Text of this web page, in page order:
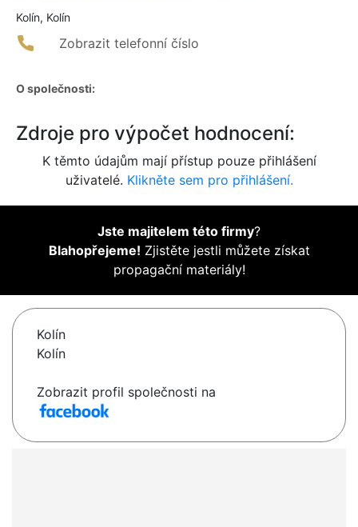
Kolín, Kolín
Zobrazit telefonní číslo
O společnosti:
Zdroje pro výpočet hodnocení:
K těmto údajům mají přístup pouze přihlášení
uživatelé. Klikněte sem pro přihlášení.
Jste majitelem této firmy?
Blahopřejeme! Zjistěte jestli můžete získat
propagační materiály!
Kolín
Kolín
Zobrazit profil společnosti na